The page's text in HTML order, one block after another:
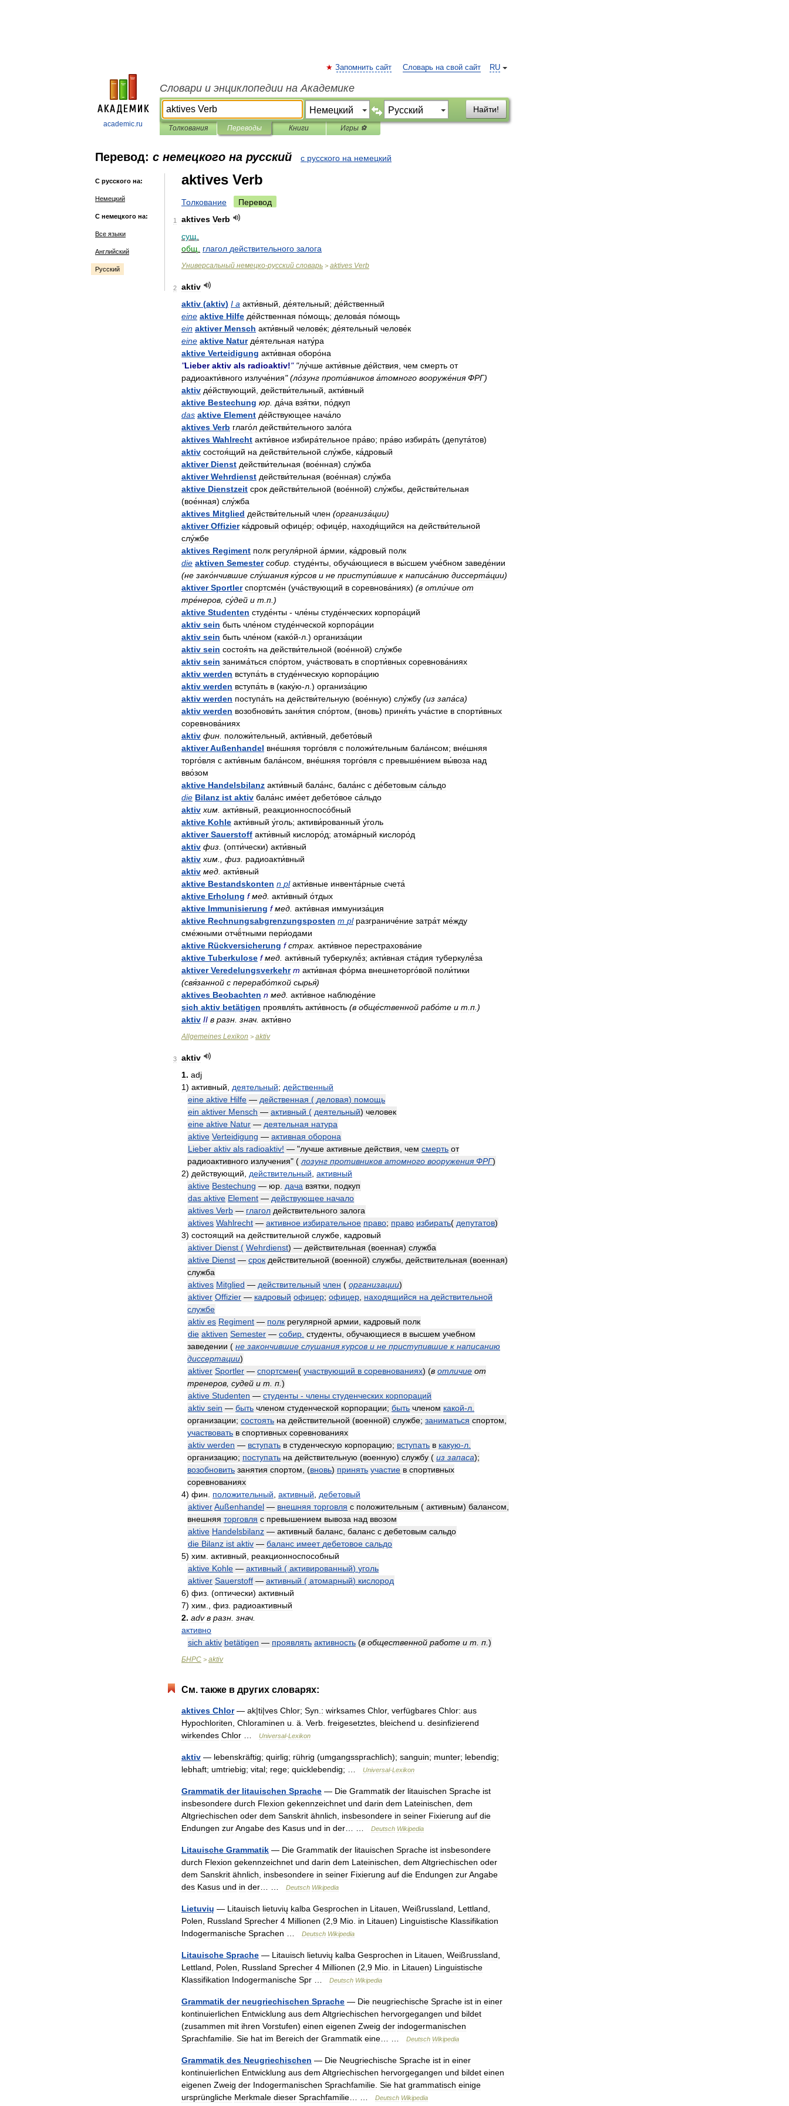
academic.ru
RU
Запомнить сайт Словарь на свой сайт
Словари и энциклопедии на Академике
Найти!
Толкования Переводы Книги Игры ⚽
Перевод: с немецкого на русский с русского на немецкий
С русского на:
Немецкий
С немецкого на:
Все языки
Английский
Русский
aktives Verb
Толкование Перевод
1 aktives Verb
сущ
общ
глагол действительного залога
Универсальный немецко-русский словарь > aktives Verb
2
aktiv
aktiv (aktiv) I a акти́вный де́ятельный; де́йственный
eine aktive Hilfe де́йственная по́мощь; делова́я по́мощь
ein aktiver Mensch акти́вный челове́к; де́ятельный челове́к
eine aktive Natur де́ятельная нату́ра
aktive Verteidigung акти́вная оборо́на
"Lieber aktiv als radioaktiv!" "лу́чше акти́вные де́йствия чем смерть от
радиоакти́вного излуче́ния" (ло́зунг проти́вников а́томного вооруже́ния ФРГ)
aktiv де́йствующий действи́тельный акти́вный
aktive Bestechung юр да́ча взя́тки
по́дкуп
das aktive Element де́йствующее нача́ло
aktives Verb глаго́л действи́тельного зало́га
aktives Wahlrecht акти́вное избира́тельное пра́во; пра́во избира́ть (депута́тов)
aktiv состоя́щий на действи́тельной слу́жбе ка́дровый
aktiver Dienst действи́тельная (вое́нная) слу́жба
aktiver Wehrdienst действи́тельная (вое́нная) слу́жба
aktive Dienstzeit срок действи́тельной (вое́нной) слу́жбы действи́тельная
(вое́нная) слу́жба
aktives Mitglied действи́тельный член (организа́ции)
aktiver Offizier ка́дровый офице́р; офице́р находя́щийся на действи́тельной
слу́жбе
aktives Regiment полк регуля́рной а́рмии ка́дровый полк
die aktiven Semester собир студе́нты обуча́ющиеся в вы́сшем уче́бном заведе́нии
(не зако́нчившие слу́шания ку́рсов и не приступи́вшие к написа́нию диссерта́ции)
aktiver Sportler спортсме́н (уча́ствующий в соревнова́ниях) (в отли́чие от
тре́неров су́дей и т п .)
aktive Studenten студе́нты - чле́ны студе́нческих корпора́ций
aktiv sein быть чле́ном студе́нческой корпора́ции
aktiv sein быть чле́ном (како́й-л .) организа́ции
aktiv sein состоя́ть на действи́тельной (вое́нной) слу́жбе
aktiv sein занима́ться спо́ртом уча́ствовать в спорти́вных соревнова́ниях
aktiv werden вступа́ть в студе́нческую корпора́цию
aktiv werden вступа́ть в (каку́ю-л .) организа́цию
aktiv werden поступа́ть на действи́тельную (вое́нную) слу́жбу (из запа́са)
aktiv werden возобнови́ть заня́тия спо́ртом , (вновь) приня́ть уча́стие в спорти́вных
соревнова́ниях
aktiv фин положи́тельный акти́вный
дебето́вый
aktiverAußenhandel вне́шняя торго́вля с положи́тельным бала́нсом; вне́шняя
торго́вля с акти́вным бала́нсом вне́шняя торго́вля с превыше́нием вы́воза над
вво́зом
aktive Handelsbilanz акти́вный бала́нс бала́нс с де́бетовым са́льдо
die Bilanz ist aktiv бала́нс име́ет дебето́вое са́льдо
aktiv хим акти́вный
реакционноспосо́бный
aktive Kohle акти́вный у́голь; активи́рованный у́голь
aktiver Sauerstoff акти́вный кислоро́д; атома́рный кислоро́д
aktiv физ (опти́чески) акти́вный
aktiv хим физ
радиоакти́вный
aktiv мед акти́вный
aktive Bestandskonten n pl акти́вные инвента́рные счета́
aktive Erholung f мед акти́вный о́тдых
aktive Immunisierung f мед акти́вная иммуниза́ция
aktive Rechnungsabgrenzungsposten m pl разграниче́ние затра́т ме́жду
сме́жными отчё́тными пери́одами
aktive Rückversicherung f страх акти́вное перестрахова́ние
aktive Tuberkulose f мед акти́вный туберкулё́з; акти́вная ста́дия туберкулё́за
aktiver Veredelungsverkehr m акти́вная фо́рма внешнеторго́вой поли́тики
(свя́занной с перерабо́ткой сырья́)
aktives Beobachten n мед акти́вное наблюде́ние
sich aktiv betätigen проявля́ть акти́вность (в обще́ственной рабо́те и т п .)
aktiv II в разн знач акти́вно
Allgemeines Lexikon > aktiv
3
aktiv
1. adj
1) активный деятельный; действенный
eine aktive Hilfe — действенная ( деловая) помощь
ein aktiver Mensch — активный ( деятельный) человек
eine aktive Natur — деятельная натура
aktive Verteidigung — активная оборона
Lieber aktiv als radioaktiv! — "лучше активные действия чем смерть от
радиоактивного излучения" ( лозунг противников атомного вооружения ФРГ)
2) действующий действительный активный
aktive Bestechung — юр дача взятки
подкуп
das aktive Element — действующее начало
aktives Verb — глагол действительного залога
aktives Wahlrecht — активное избирательное право; право избирать( депутатов)
3) состоящий на действительной службе кадровый
aktiver Dienst ( Wehrdienst) — действительная (военная) служба
aktive Dienst — срок действительной (военной) службы действительная (военная)
служба
aktives Mitglied — действительный член ( организации)
aktiver Offizier — кадровый офицер; офицер находящийся на действительной
службе
aktiv es Regiment — полк регулярной армии кадровый полк
die aktiven Semester — собир студенты обучающиеся в высшем учебном
заведении ( не закончившие слушания курсов и не приступившие к написанию
диссертации)
aktiver Sportler — спортсмен( участвующий в соревнованиях) (в отличие от
тренеров судей и т п )
aktive Studenten — студенты - члены студенческих корпораций
aktiv sein — быть членом студенческой корпорации; быть членом какой-л
организации; состоять на действительной (военной) службе; заниматься спортом
участвовать в спортивных соревнованиях
aktiv werden — вступать в студенческую корпорацию; вступать в какую-л
организацию; поступать на действительную (военную) службу ( из запаса);
возобновить занятия спортом , (вновь) принять участие в спортивных
соревнованиях
4) фин положительный активный
дебетовый
aktiverAußenhandel — внешняя торговля с положительным ( активным) балансом
внешняя торговля с превышением вывоза над ввозом
aktive Handelsbilanz — активный баланс баланс с дебетовым сальдо
die Bilanz ist aktiv — баланс имеет дебетовое сальдо
5) хим активный
реакционноспособный
aktive Kohle — активный ( активированный) уголь
aktiver Sauerstoff — активный ( атомарный) кислород
6) физ . (оптически) активный
7) хим физ радиоактивный
2. adv в разн знач
активно
sich aktiv betätigen — проявлять активность (в общественной работе и т п )
БНРС > aktiv
См. также в других словарях:
aktives Chlor— ak|ti|ves Chlor; Syn : wirksames Chlor, verfügbares Chlor: aus
Hypochloriten Chloraminen u ä Verb freigesetztes bleichend u desinfizierend
wirkendes Chlor Universal-Lexikon
aktiv — lebenskräftig; quirlig; rührig (umgangssprachlich); sanguin; munter; lebendig;
lebhaft; umtriebig; vital; rege; quicklebendig; … Universal-Lexikon
Grammatik der litauischen Sprache — Die Grammatik der litauischen Sprache ist
insbesondere durch Flexion gekennzeichnet und darin dem Lateinischen dem
Altgriechischen oder dem Sanskrit ähnlich insbesondere in seiner Fixierung auf die
Endungen zurAngabe des Kasus und in der Deutsch Wikipedia
Litauische Grammatik — Die Grammatik der litauischen Sprache ist insbesondere
durch Flexion gekennzeichnet und darin dem Lateinischen dem Altgriechischen oder
dem Sanskrit ähnlich insbesondere in seiner Fixierung auf die Endungen zurAngabe
des Kasus und in der Deutsch Wikipedia
Lietuvių — Litauisch lietuvių kalba Gesprochen in Litauen Weißrussland Lettland
Polen
Russland Sprecher 4 Millionen (2 9 Mio in Litauen) Linguistische Klassifikation
Indogermanische Sprachen Deutsch Wikipedia
Litauische Sprache — Litauisch lietuvių kalba Gesprochen in Litauen Weißrussland
Lettland
Polen Russland Sprecher 4 Millionen (2 9 Mio in Litauen) Linguistische
Klassifikation Indogermanische Spr Deutsch Wikipedia
Grammatik der neugriechischen Sprache — Die neugriechische Sprache ist in einer
kontinuierlichen Entwicklung aus dem Altgriechischen hervorgegangen und bildet
(zusammen mit ihren Vorstufen) einen eigenen Zweig der indogermanischen
Sprachfamilie Sie hat im Bereich der Grammatik eine Deutsch Wikipedia
Grammatik des Neugriechischen — Die Neugriechische Sprache ist in einer
kontinuierlichen Entwicklung aus dem Altgriechischen hervorgegangen und bildet einen
eigenen Zweig der Indogermanischen Sprachfamilie Sie hat grammatisch einige
ursprüngliche Merkmale dieser Sprachfamilie Deutsch Wikipedia